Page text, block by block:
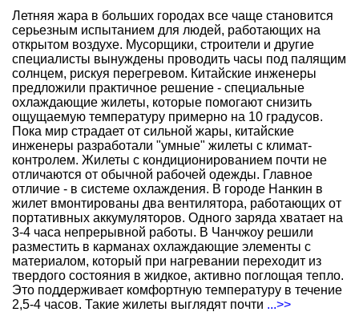
Летняя жара в больших городах все чаще становится
серьезным испытанием для людей, работающих на
открытом воздухе. Мусорщики, строители и другие
специалисты вынуждены проводить часы под палящим
солнцем, рискуя перегревом. Китайские инженеры
предложили практичное решение - специальные
охлаждающие жилеты, которые помогают снизить
ощущаемую температуру примерно на 10 градусов.
Пока мир страдает от сильной жары, китайские
инженеры разработали "умные" жилеты с климат-
контролем. Жилеты с кондиционированием почти не
отличаются от обычной рабочей одежды. Главное
отличие - в системе охлаждения. В городе Нанкин в
жилет вмонтированы два вентилятора, работающих от
портативных аккумуляторов. Одного заряда хватает на
3-4 часа непрерывной работы. В Чанчжоу решили
разместить в карманах охлаждающие элементы с
материалом, который при нагревании переходит из
твердого состояния в жидкое, активно поглощая тепло.
Это поддерживает комфортную температуру в течение
2,5-4 часов. Такие жилеты выглядят почти ...>>